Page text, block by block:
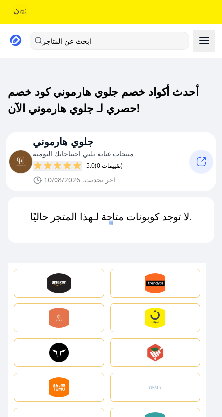
ابحث عن المتاجر
أحدث أكواد خصم جلوي هارموني كود خصم
حصري لـ جلوي هارموني الآن!
جلوي هارموني
منتجات عناية تلبي احتياجاتك اليومية
5.0 (0 تقييمات)
اخر تحديث: 10/08/2026
لا توجد كوبونات متاحة لـهذا المتجر حاليًا.